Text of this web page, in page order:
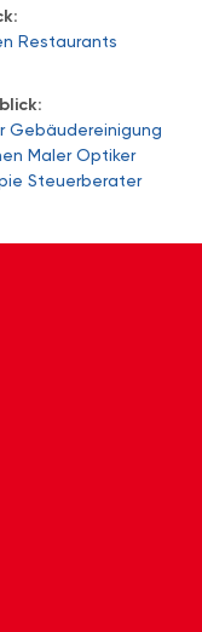
Restaurants
Gebäudereinigung
Maler Optiker
Steuerberater